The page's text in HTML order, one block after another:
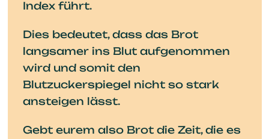
Index führt.
Dies bedeutet, dass das Brot
langsamer ins Blut aufgenommen
wird und somit den
Blutzuckerspiegel nicht so stark
ansteigen lässt.
Gebt eurem also Brot die Zeit, die es